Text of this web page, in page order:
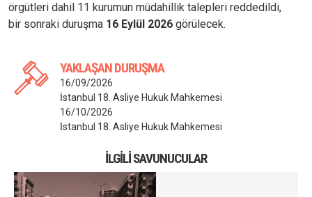
örgütleri dahil 11 kurumun müdahillik talepleri reddedildi,
bir sonraki duruşma 16 Eylül 2026 görülecek.
YAKLAŞAN DURUŞMA
16/09/2026
İstanbul 18. Asliye Hukuk Mahkemesi
16/10/2026
İstanbul 18. Asliye Hukuk Mahkemesi
İLGILI SAVUNUCULAR